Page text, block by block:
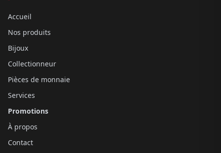
Accueil
Nos produits
Bijoux
Collectionneur
Pièces de monnaie
Services
Promotions
À propos
Contact